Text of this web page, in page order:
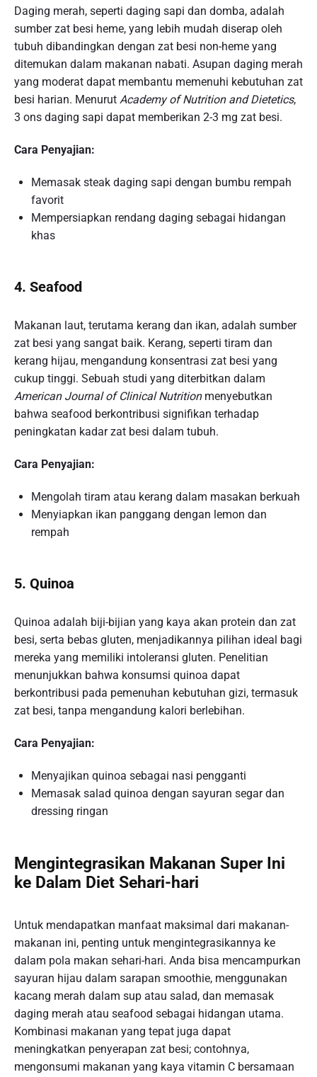
Daging merah, seperti daging sapi dan domba, adalah
sumber zat besi heme, yang lebih mudah diserap oleh
tubuh dibandingkan dengan zat besi non-heme yang
ditemukan dalam makanan nabati. Asupan daging merah
yang moderat dapat membantu memenuhi kebutuhan zat
besi harian. Menurut Academy of Nutrition and Dietetics,
3 ons daging sapi dapat memberikan 2-3 mg zat besi.
Cara Penyajian:
Memasak steak daging sapi dengan bumbu rempah
favorit
Mempersiapkan rendang daging sebagai hidangan
khas
4. Seafood
Makanan laut, terutama kerang dan ikan, adalah sumber
zat besi yang sangat baik. Kerang, seperti tiram dan
kerang hijau, mengandung konsentrasi zat besi yang
cukup tinggi. Sebuah studi yang diterbitkan dalam
American Journal of Clinical Nutritionmenyebutkan
bahwa seafood berkontribusi signifikan terhadap
peningkatan kadar zat besi dalam tubuh.
Cara Penyajian:
Mengolah tiram atau kerang dalam masakan berkuah
Menyiapkan ikan panggang dengan lemon dan
rempah
5. Quinoa
Quinoa adalah biji-bijian yang kaya akan protein dan zat
besi, serta bebas gluten, menjadikannya pilihan ideal bagi
mereka yang memiliki intoleransi gluten. Penelitian
menunjukkan bahwa konsumsi quinoa dapat
berkontribusi pada pemenuhan kebutuhan gizi, termasuk
zat besi, tanpa mengandung kalori berlebihan.
Cara Penyajian:
Menyajikan quinoa sebagai nasi pengganti
Memasak salad quinoa dengan sayuran segar dan
dressing ringan
Mengintegrasikan Makanan Super Ini
ke Dalam Diet Sehari-hari
Untuk mendapatkan manfaat maksimal dari makanan-
makanan ini, penting untuk mengintegrasikannya ke
dalam pola makan sehari-hari. Anda bisa mencampurkan
sayuran hijau dalam sarapan smoothie, menggunakan
kacang merah dalam sup atau salad, dan memasak
daging merah atau seafood sebagai hidangan utama.
Kombinasi makanan yang tepat juga dapat
meningkatkan penyerapan zat besi; contohnya,
mengonsumi makanan yang kaya vitamin C bersamaan